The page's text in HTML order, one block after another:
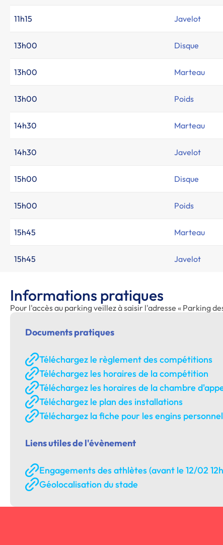
11h15 Javelot
13h00 Disque
13h00 Marteau
13h00 Poids
14h30 Marteau
14h30 Javelot
15h00 Disque
15h00 Poids
15h45 Marteau
15h45 Javelot
Informations pratiques
Pour l'accès au parking veillez à saisir l'adresse « Parking
Documents pratiques
Téléchargez le règlement des compétitions
Téléchargez les horaires de la compétition
Téléchargez les horaires de la chambre
Téléchargez le plan des installations
Téléchargez la fiche pour les engins
Liens utiles de l'évènement
Engagements des athlètes (avant le 12/02
Géolocalisation du stade